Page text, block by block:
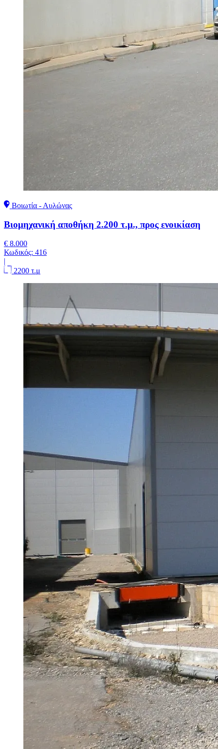
Βοιωτία - Αυλώνας
Βιομηχανική αποθήκη 2.200 τ.μ., προς ενοικίαση
€ 8.000
Κωδικός: 416
|
2200 τ.μ